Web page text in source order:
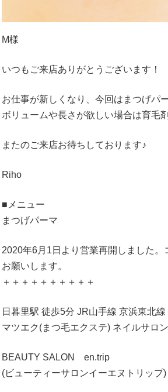
M様
いつもご来店ありがとうございます！
お仕事が新しくなり、今回はまつげパ
ボリュームや長さが欲しい場合は育毛
またのご来店お待ちしております♪
Riho
■メニュー
まつげパーマ
2020年6月1日より営業再開しました
お願いします。
＋＋＋＋＋＋＋＋＋＋
日暮里駅 徒歩5分 JR山手線 京浜東北
マツエク(まつ毛エクステ) ネイルサロ
BEAUTY SALON en.trip
(ビューティーサロンイーエヌトリップ)